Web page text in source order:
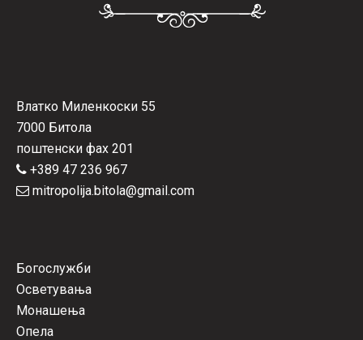
Влатко Миленкоски 55
7000 Битола
поштенски фах 201
+389 47 236 967
mitropolija.bitola@gmail.com
Богослужби
Осветувања
Монашења
Опела